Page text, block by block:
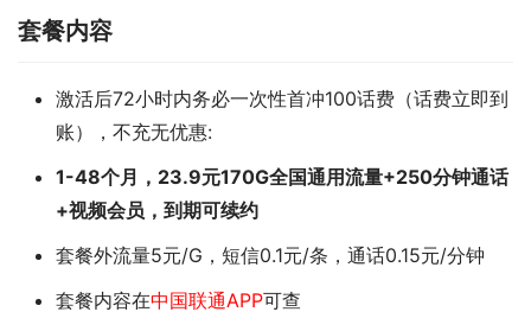
套餐内容
激活后72小时内务必一次性首冲100话费（话费立即到
账），不充无优惠:
1-48个月，23.9元170G全国通用流量+250分钟通话
+视频会员，到期可续约
套餐外流量5元/G，短信0.1元/条，通话0.15元/分钟
套餐内容在中国联通APP可查